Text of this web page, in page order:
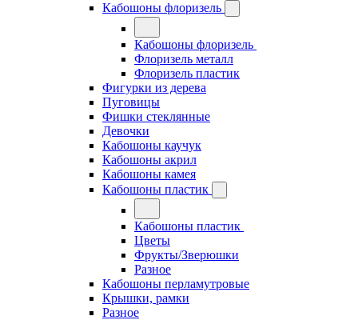
Кабошоны флоризель
Кабошоны флоризель
Флоризель металл
Флоризель пластик
Фигурки из дерева
Пуговицы
Фишки стеклянные
Девочки
Кабошоны каучук
Кабошоны акрил
Кабошоны камея
Кабошоны пластик
Кабошоны пластик
Цветы
Фрукты/Зверюшки
Разное
Кабошоны перламутровые
Крышки, рамки
Разное